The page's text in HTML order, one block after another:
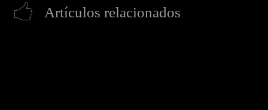
Artículos relacionados